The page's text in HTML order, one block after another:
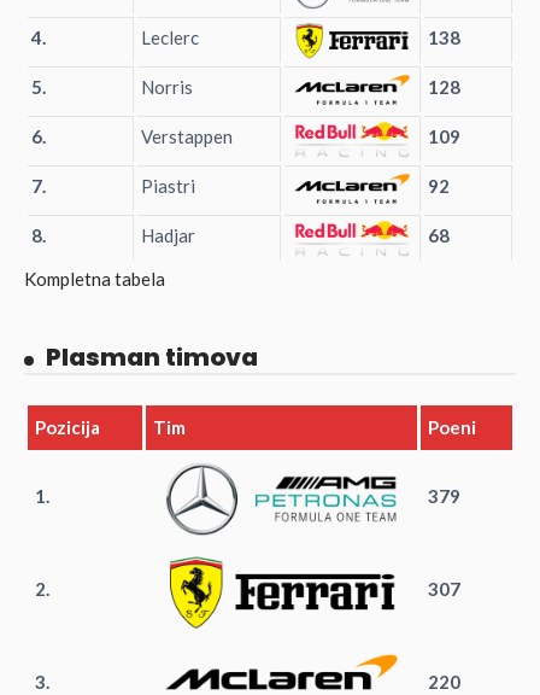
4. Leclerc 138
5. Norris 128
6. Verstappen 109
7. Piastri 92
8. Hadjar
68
Kompletna tabela
Plasman timova
Pozicija Tim Poeni
1. 379
2. 307
3. 220